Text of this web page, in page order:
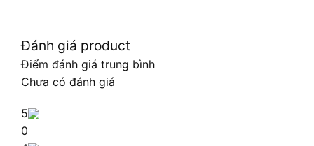
Đánh giá product
Điểm đánh giá trung bình
Chưa có đánh giá
5
0